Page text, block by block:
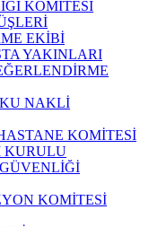
KOMİTESİ
EKİBİ
YAKINLARI
NAKLİ
KOMİTESİ
KURULU
KOMİTESİ